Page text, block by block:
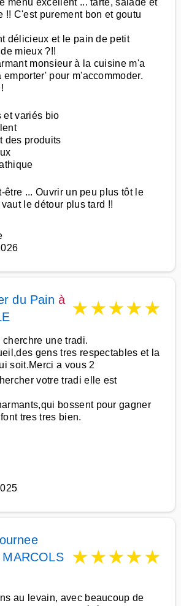
menu excellent ... tarte, salade et
!! C'est purement bon et goutu
délicieux et le pain de petit
mieux ?!!
monsieur à la cuisine m'a
emporter' pour m'accommoder.
et variés bio
des produits
être ... Ouvrir un peu plus tôt le
le détour plus tard !!
du Pain à ★★★★★
cherchre une tradi.
gens tres respectables et la
soit.Merci a vous 2
votre tradi elle est
bossent pour gagner
tres tres bien.
MARCOLS
★★★★★
au levain, avec beaucoup de